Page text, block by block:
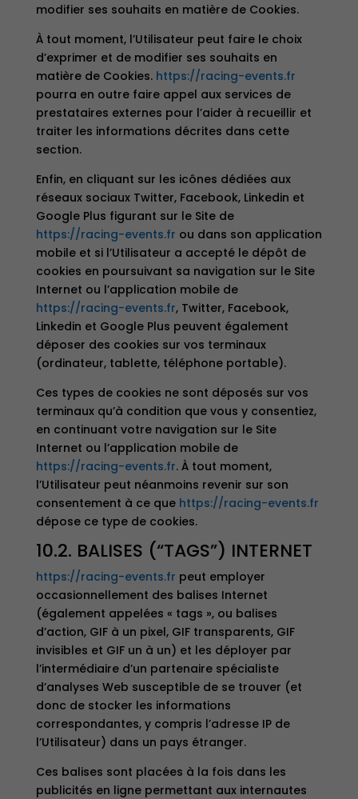
modifier ses souhaits en matière de Cookies.
À tout moment, l’Utilisateur peut faire le choix
d’exprimer et de modifier ses souhaits en
matière de Cookies. https://racing-events.fr
pourra en outre faire appel aux services de
prestataires externes pour l’aider à recueillir et
traiter les informations décrites dans cette
section.
Enfin, en cliquant sur les icônes dédiées aux
réseaux sociaux Twitter, Facebook, Linkedin et
Google Plus figurant sur le Site de
https://racing-events.fr ou dans son application
mobile et si l’Utilisateur a accepté le dépôt de
cookies en poursuivant sa navigation sur le Site
Internet ou l’application mobile de
https://racing-events.fr, Twitter, Facebook,
Linkedin et Google Plus peuvent également
déposer des cookies sur vos terminaux
(ordinateur, tablette, téléphone portable).
Ces types de cookies ne sont déposés sur vos
terminaux qu’à condition que vous y consentiez,
en continuant votre navigation sur le Site
Internet ou l’application mobile de
https://racing-events.fr. À tout moment,
l’Utilisateur peut néanmoins revenir sur son
consentement à ce que https://racing-events.fr
dépose ce type de cookies.
10.2. BALISES (“TAGS”) INTERNET
https://racing-events.fr peut employer
occasionnellement des balises Internet
(également appelées « tags », ou balises
d’action, GIF à un pixel, GIF transparents, GIF
invisibles et GIF un à un) et les déployer par
l’intermédiaire d’un partenaire spécialiste
d’analyses Web susceptible de se trouver (et
donc de stocker les informations
correspondantes, y compris l’adresse IP de
l’Utilisateur) dans un pays étranger.
Ces balises sont placées à la fois dans les
publicités en ligne permettant aux internautes